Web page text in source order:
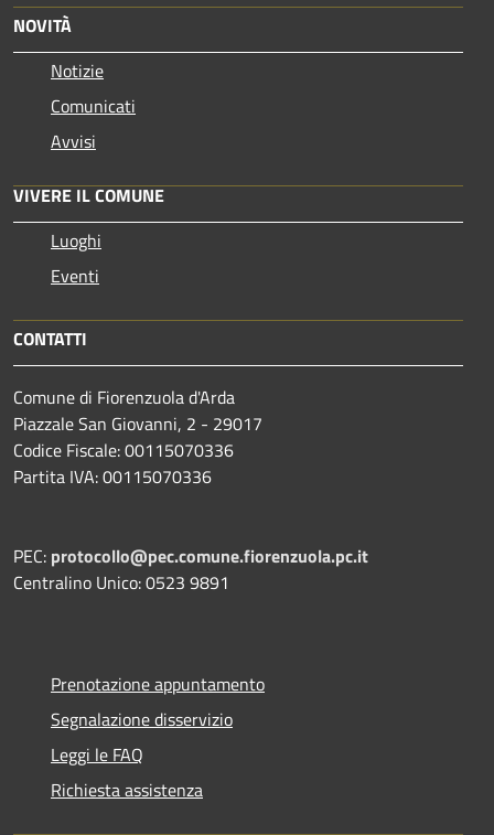
NOVITÀ
Notizie
Comunicati
Avvisi
VIVERE IL COMUNE
Luoghi
Eventi
CONTATTI
Comune di Fiorenzuola d'Arda
Piazzale San Giovanni, 2 - 29017
Codice Fiscale: 00115070336
Partita IVA: 00115070336
PEC: protocollo@pec.comune.fiorenzuola.pc.it
Centralino Unico: 0523 9891
Prenotazione appuntamento
Segnalazione disservizio
Leggi le FAQ
Richiesta assistenza